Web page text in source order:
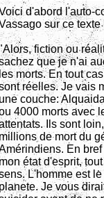
d'abord l'auto-
sur ce texte
fiction ou
que je n'ai
les morts. En tout
réelles. Je vais
couche:
4000 morts avec
Ils sont
millions de mort du
En
état d'esprit,
L'homme est
planete. Je vous